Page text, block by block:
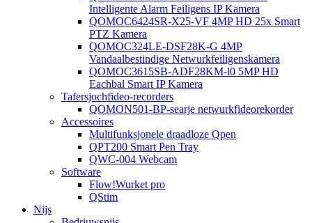
Intelligente Alarm Feiligens IP Kamera
QOMOC6424SR-X25-VF 4MP HD 25x Smart
PTZ Kamera
QOMOC324LE-DSF28K-G 4MP
Vandaalbestindige Netwurkfeiligenskamera
QOMOC3615SB-ADF28KM-l0 5MP HD
Eachbal Smart IP Kamera
Tafersjochfideo-recorders
QOMON501-BP-searje netwurkfideorekorder
Accessoires
Multifunksjonele draadloze Qpen
QPT200 Smart Pen Tray
QWC-004 Webcam
Software
Flow!Wurket pro
QStim
Nijs